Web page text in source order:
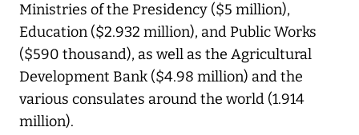
Ministries of the Presidency ($5 million),
Education ($2.932 million), and Public Works
($590 thousand), as well as the Agricultural
Development Bank ($4.98 million) and the
various consulates around the world (1.914
million).